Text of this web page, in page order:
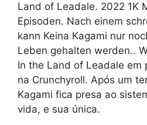
Land of Leadale. 2022 1K
Episoden. Nach einem
kann Keina Kagami nur
Leben gehalten werden..
In the Land of Leadale em
na Crunchyroll. Após um
Kagami fica presa ao
vida, e sua única.